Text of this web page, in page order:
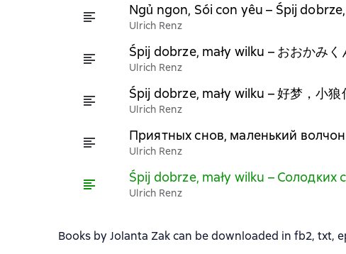
Ngủ ngon, Sói con yêu – Śpij
Ulrich Renz
Śpij dobrze, mały wilku – おおかみ
Ulrich Renz
Śpij dobrze, mały wilku – 好梦，小
Ulrich Renz
Приятных снов, маленький
Ulrich Renz
Śpij dobrze, mały wilku – Солодких
Ulrich Renz
Books by Jolanta Zak can be downloaded in fb2, txt,